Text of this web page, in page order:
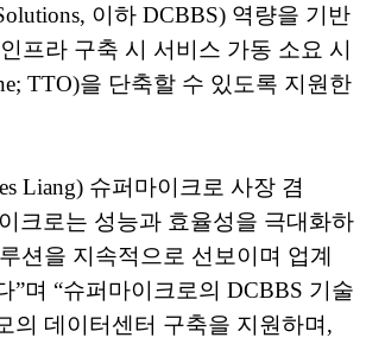
이하 DCBBS) 역량을 기반
프라 구축 시 서비스 가동 소요 시
TTO)을 단축할 수 있도록 지원한
Liang) 슈퍼마이크로 사장 겸
크로는 성능과 효율성을 극대화하
션을 지속적으로 선보이며 업계
”며 “슈퍼마이크로의 DCBBS 기술
의 데이터센터 구축을 지원하며,